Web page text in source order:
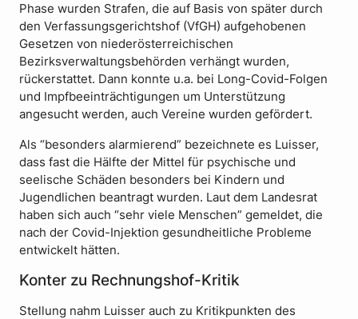
Phase wurden Strafen, die auf Basis von später durch
den Verfassungsgerichtshof (VfGH) aufgehobenen
Gesetzen von niederösterreichischen
Bezirksverwaltungsbehörden verhängt wurden,
rückerstattet. Dann konnte u.a. bei Long-Covid-Folgen
und Impfbeeinträchtigungen um Unterstützung
angesucht werden, auch Vereine wurden gefördert.
Als “besonders alarmierend” bezeichnete es Luisser,
dass fast die Hälfte der Mittel für psychische und
seelische Schäden besonders bei Kindern und
Jugendlichen beantragt wurden. Laut dem Landesrat
haben sich auch “sehr viele Menschen” gemeldet, die
nach der Covid-Injektion gesundheitliche Probleme
entwickelt hätten.
Konter zu Rechnungshof-Kritik
Stellung nahm Luisser auch zu Kritikpunkten des